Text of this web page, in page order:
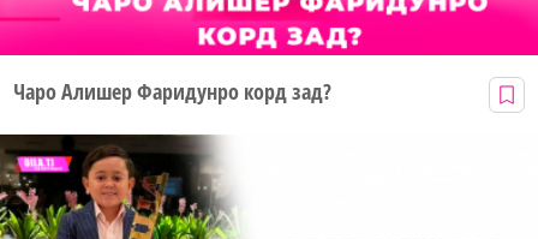
Чаро Алишер Фаридунро корд зад?